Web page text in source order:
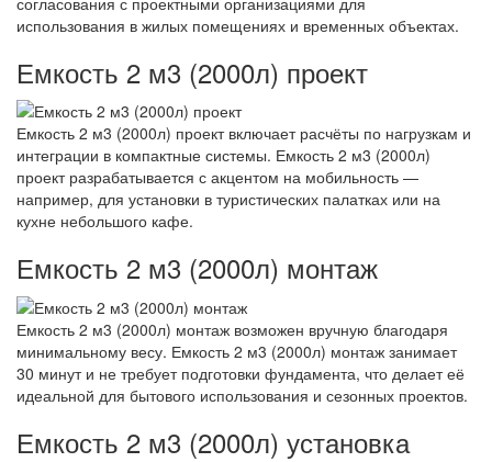
использования в жилых помещениях и временных объектах.
Емкость 2 м3 (2000л) проект
Емкость 2 м3 (2000л) проект включает расчёты по нагрузкам и
интеграции в компактные системы. Емкость 2 м3 (2000л)
проект разрабатывается с акцентом на мобильность —
например, для установки в туристических палатках или на
кухне небольшого кафе.
Емкость 2 м3 (2000л) монтаж
Емкость 2 м3 (2000л) монтаж возможен вручную благодаря
минимальному весу. Емкость 2 м3 (2000л) монтаж занимает
30 минут и не требует подготовки фундамента, что делает её
идеальной для бытового использования и сезонных проектов.
Емкость 2 м3 (2000л) установка